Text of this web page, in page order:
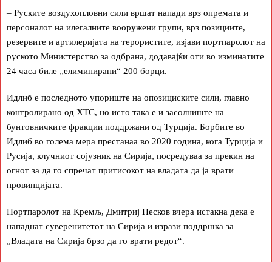
– Руските воздухопловни сили вршат напади врз опремата и
персоналот на илегалните вооружени групи, врз позициите,
резервите и артилеријата на терористите, изјави портпаролот на
руското Министерство за одбрана, додавајќи оти во изминатите
24 часа биле „елиминирани“ 200 борци.
Идлиб е последното упориште на опозициските сили, главно
контролирано од ХТС, но исто така е и засолниште на
бунтовничките фракции поддржани од Турција. Борбите во
Идлиб во голема мера престанаа во 2020 година, кога Турција и
Русија, клучниот сојузник на Сирија, посредуваа за прекин на
огнот за да го спречат притисокот на владата да ја врати
провинцијата.
Портпаролот на Кремљ, Дмитриј Песков вчера истакна дека е
нападнат суверенитетот на Сирија и изрази поддршка за
„Владата на Сирија брзо да го врати редот“.